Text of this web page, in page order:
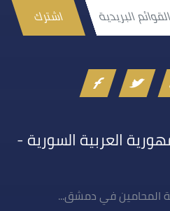
اشترك
العربية السورية -
المحامين في دمشق...